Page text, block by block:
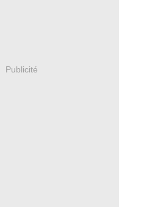
Publicité